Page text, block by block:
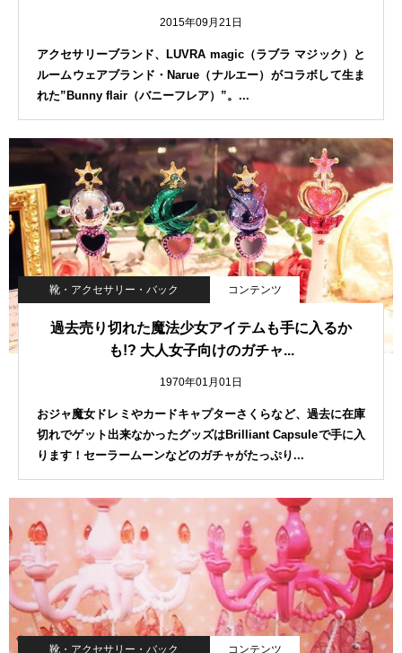
2015年09月21日
アクセサリーブランド、LUVRA magic（ラブラ マジック）と
ルームウェアブランド・Narue（ナルエー）がコラボして生ま
れた”Bunny flair（バニーフレア）”。...
靴・アクセサリー・バック コンテンツ
過去売り切れた魔法少女アイテムも手に入るか
も!? 大人女子向けのガチャ...
1970年01月01日
おジャ魔女ドレミやカードキャプターさくらなど、過去に在庫
切れでゲット出来なかったグッズはBrilliant Capsuleで手に入
ります！セーラームーンなどのガチャがたっぷり...
靴・アクセサリー・バック コンテンツ